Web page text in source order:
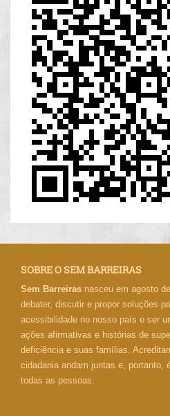
SOBRE O SEM BARREIRAS
Sem Barreiras nasceu em agosto
debater, discutir e propor soluções
acessibilidade no nosso país e ser
ações afirmativas e histórias de
deficiência e suas famílias.
cidadania andam juntas e, portanto,
todas as pessoas.